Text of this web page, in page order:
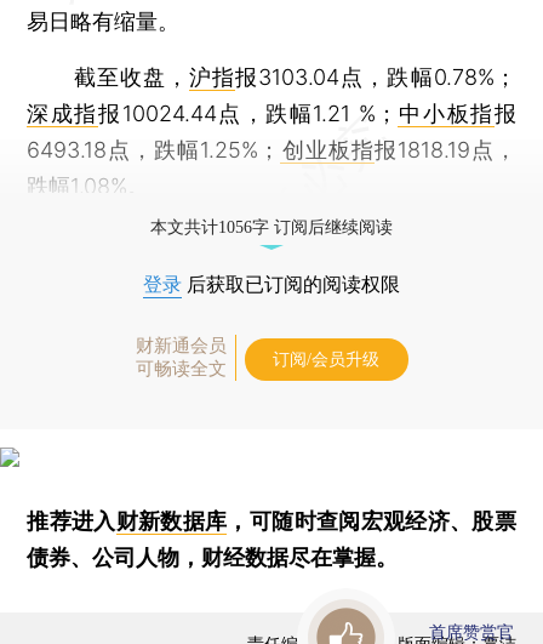
易日略有缩量。
截至收盘， 沪指报3103.04点，跌幅0.78%；
深成指报10024.44点，跌幅1.21 %； 中小板指报
6493.18点，跌幅1.25%； 创业板指报1818.19点，
跌幅1.08%。
本文共计1056字 订阅后继续阅读
登录 后获取已订阅的阅读权限
财新通会员
可畅读全文
订阅/会员升级
推荐进入财新数据库 ，可随时查阅宏观经济、股票
债券、公司人物，财经数据尽在掌握。
首席赞赏官